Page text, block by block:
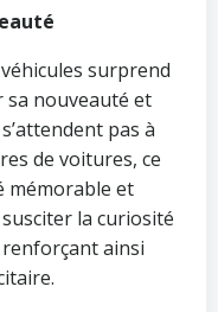
surprend
sa nouveauté et
pas à
de voitures, ce
mémorable et
la curiosité
ainsi